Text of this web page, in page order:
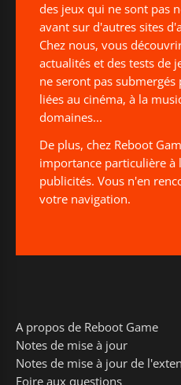
des jeux qui ne sont pas
avant sur d'autres sites
Chez nous, vous
actualités et des tests de
ne seront pas
liées au cinéma, à la
domaines...
De plus, chez Reboot
importance particulière à
publicités. Vous n'en
votre navigation.
A propos de Reboot Game
Notes de mise à jour
Notes de mise à jour de
Foire aux questions